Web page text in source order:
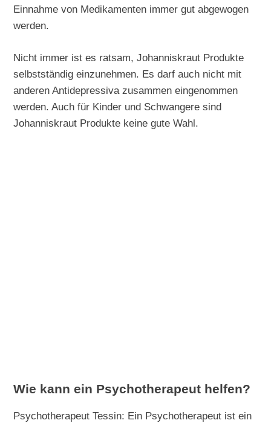
Einnahme von Medikamenten immer gut abgewogen
werden.
Nicht immer ist es ratsam, Johanniskraut Produkte
selbstständig einzunehmen. Es darf auch nicht mit
anderen Antidepressiva zusammen eingenommen
werden. Auch für Kinder und Schwangere sind
Johanniskraut Produkte keine gute Wahl.
Wie kann ein Psychotherapeut helfen?
Psychotherapeut Tessin: Ein Psychotherapeut ist ein